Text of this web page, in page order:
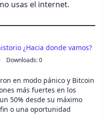
usas el internet.
¿Hacia donde vamos?
Downloads: 0
en modo pánico y Bitcoin
más fuertes en los
50% desde su máximo
o una oportunidad